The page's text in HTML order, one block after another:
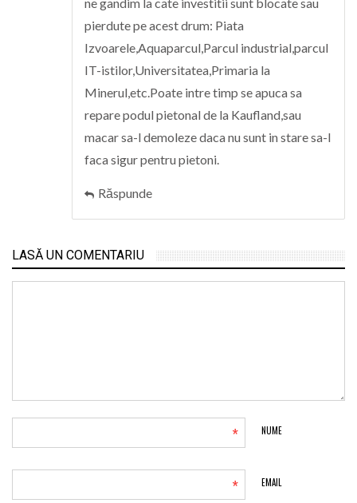
ne gandim la cate investitii sunt blocate sau
pierdute pe acest drum: Piata
Izvoarele,Aquaparcul,Parcul industrial,parcul
IT-istilor,Universitatea,Primaria la
Minerul,etc.Poate intre timp se apuca sa
repare podul pietonal de la Kaufland,sau
macar sa-l demoleze daca nu sunt in stare sa-l
faca sigur pentru pietoni.
Răspunde
LASĂ UN COMENTARIU
NUME
*
EMAIL
*